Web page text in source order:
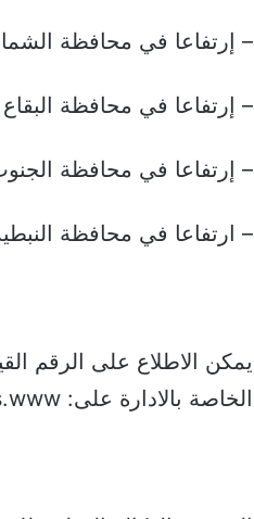
– إرتفاعا في محافظة الشمال وقدره
– إرتفاعا في محافظة البقاع وقدره
– إرتفاعا في محافظة الجنوب وقدره
– ارتفاعا في محافظة النبطية وقدره
يمكن الاطلاع على الرقم
الخاصة بالادارة على: lb.gov.cas.www